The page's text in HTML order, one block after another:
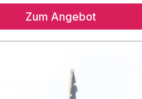
Frühstück vom Buffet
& Erlebnisbad Heringhausen*
Anreise pro Kind
Softgetränke für Kinder
Zum Angebot